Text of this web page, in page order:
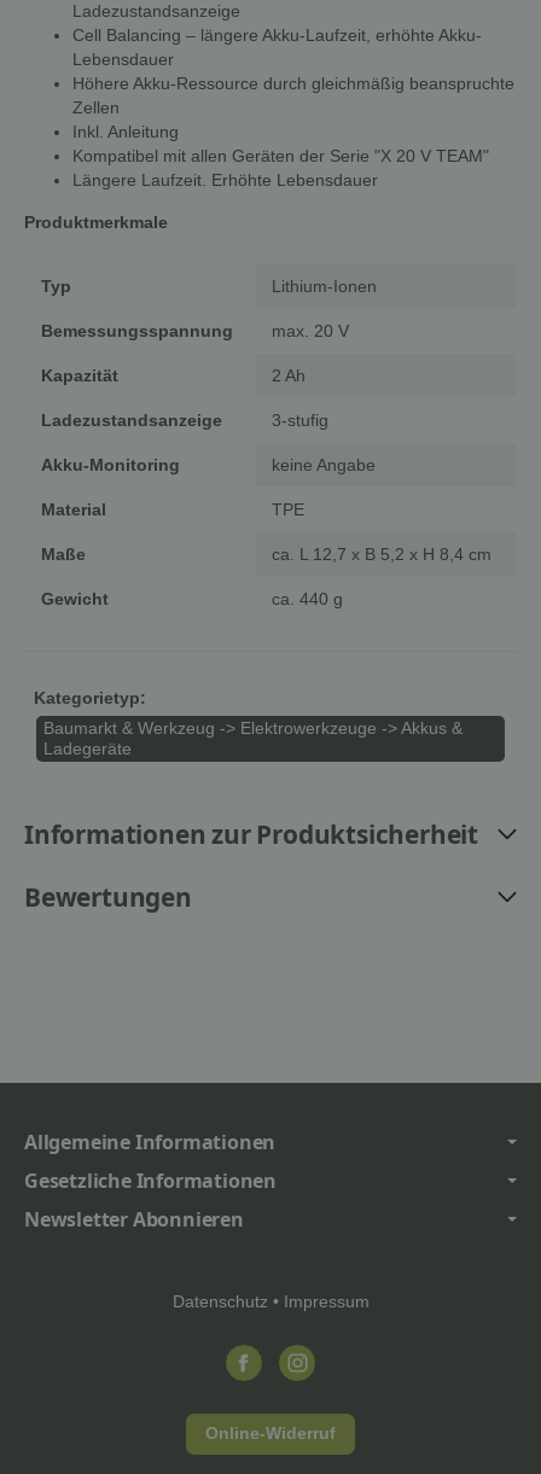
Ladezustandsanzeige
Cell Balancing – längere Akku-Laufzeit, erhöhte Akku-
Lebensdauer
Höhere Akku-Ressource durch gleichmäßig beanspruchte
Zellen
Inkl. Anleitung
Kompatibel mit allen Geräten der Serie "X 20 V TEAM"
Längere Laufzeit. Erhöhte Lebensdauer
Produktmerkmale
Typ Lithium-Ionen
Bemessungsspannung max. 20 V
Kapazität 2 Ah
Ladezustandsanzeige 3-stufig
Akku-Monitoring keine Angabe
Material TPE
Maße ca. L 12,7 x B 5,2 x H 8,4 cm
Gewicht ca. 440 g
Kategorietyp:
Baumarkt & Werkzeug -> Elektrowerkzeuge -> Akkus &
Ladegeräte
Informationen zur Produktsicherheit
Bewertungen
Allgemeine Informationen
Gesetzliche Informationen
Newsletter Abonnieren
Datenschutz • Impressum
Online-Widerruf